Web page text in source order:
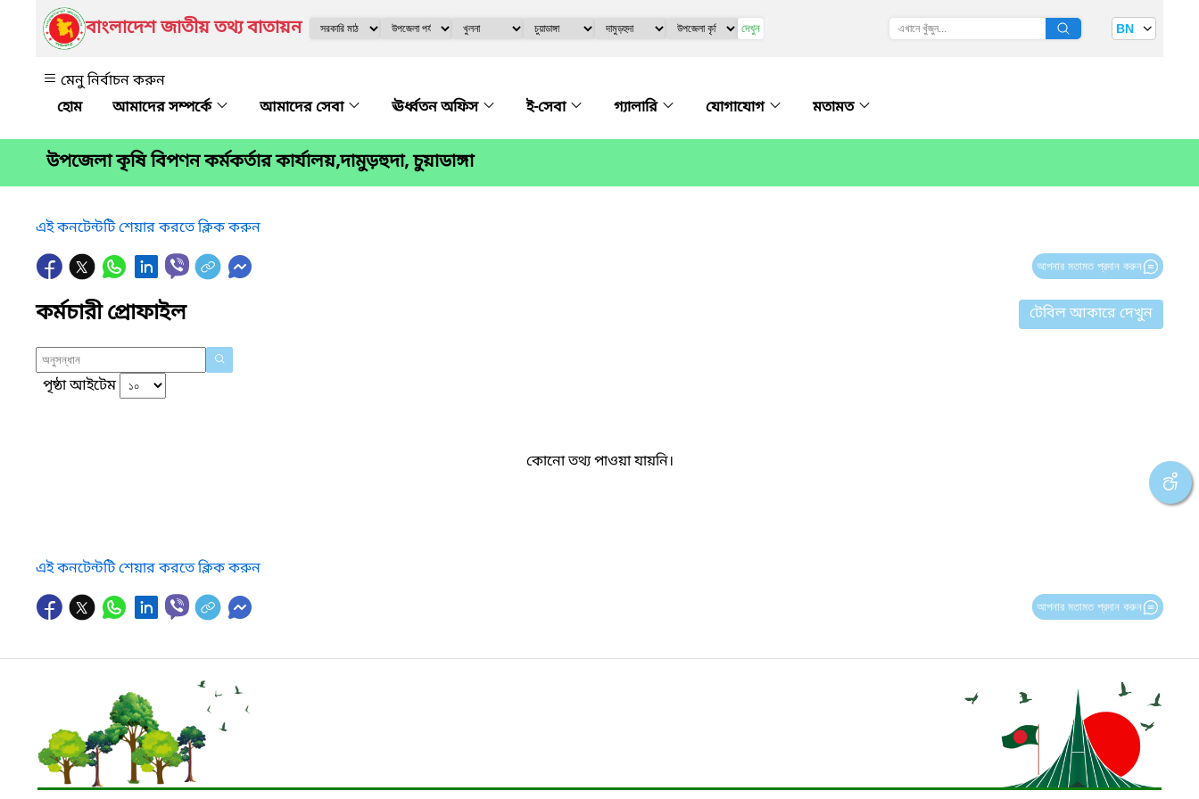
বাংলাদেশ জাতীয় তথ্য বাতায়ন দেখুন BN
মেনু নির্বাচন করুন
আমাদের সম্পর্কে
আমাদের সেবা ঊর্ধ্বতন অফিস ই-সেবা গ্যালারি যোগাযোগ মতামত
উপজেলা কৃষি বিপণন কর্মকর্তার কার্যালয়,দামুড়হুদা, চুয়াডাঙ্গা
এই কনটেন্টটি শেয়ার করতে ক্লিক করুন
আপনার মতামত প্রদান করুন
কর্মচারী প্রোফাইল টেবিল আকারে দেখুন
পৃষ্ঠা আইটেম
কোনো তথ্য পাওয়া যায়নি।
এই কনটেন্টটি শেয়ার করতে ক্লিক করুন
আপনার মতামত প্রদান করুন